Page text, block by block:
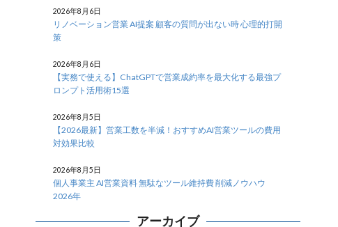
リノベーション営業 AI提案 顧客の質問が出ない時 心理的打開
策
2026年8月6日
【実務で使える】ChatGPTで営業成約率を最大化する最強プ
ロンプト活用術15選
2026年8月6日
【2026最新】営業工数を半減！おすすめAI営業ツールの費用
対効果比較
2026年8月5日
個人事業主 AI営業資料 無駄なツール維持費 削減ノウハウ
2026年
2026年8月5日
アーカイブ